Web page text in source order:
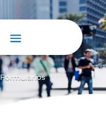
Formularios